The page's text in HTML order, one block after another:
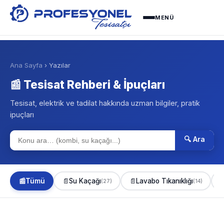
MENÜ
Ana Sayfa › Yazılar
📰 Tesisat Rehberi & İpuçları
Tesisat, elektrik ve tadilat hakkında uzman bilgiler, pratik
ipuçları
🔍 Ara
📰Tümü 📄Su Kaçağı(27) 📄Lavabo Tıkanıklığı(14)